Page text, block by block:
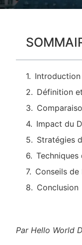
Introduction
Définition
Impact du
Stratégies
Techniques
Conseils
Conclusion
Par Hello World